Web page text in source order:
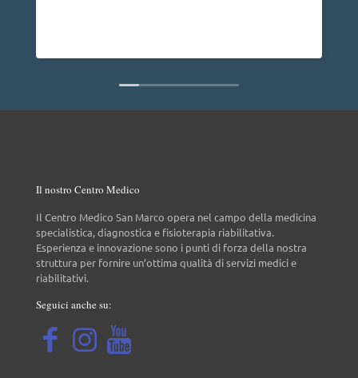
Il nostro Centro Medico
Il Centro Medico San Marco opera nel campo della medicina
specialistica, diagnostica e fisioterapia riabilitativa.
Esperienza e innovazione sono i punti di forza della nostra
struttura per fornire un’ottima qualità di servizi medici e
riabilitativi.
Seguici anche su: